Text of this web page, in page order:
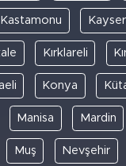
Kastamonu
Kırklareli
Konya
Manisa Mardin
Muş Nevşehir